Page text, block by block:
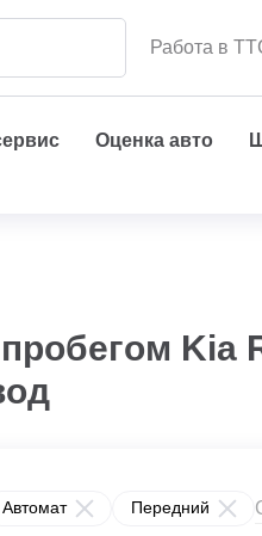
Работа в
Оценка авто
Kia
Автомат Передний